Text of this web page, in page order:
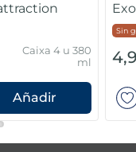
Caixa 4 u 380
ml
Añadir
Sin